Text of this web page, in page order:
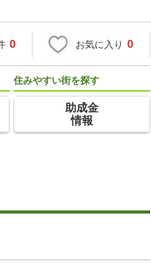
0 お気に入り 0
住みやすい街を探す
助成金
情報